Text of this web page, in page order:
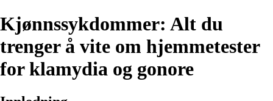
Kjønnssykdommer: Alt du
trenger å vite om hjemmetester
for klamydia og gonore